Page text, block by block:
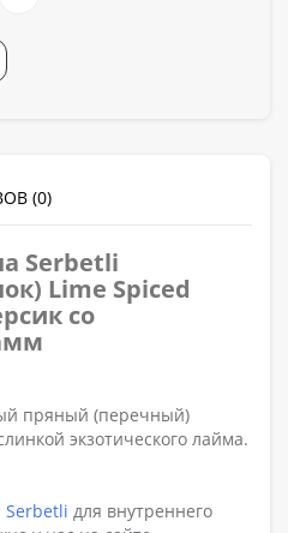
(0)
Serbetli
Lime Spiced
со
пряный (перечный)
экзотического лайма.
Serbetli для внутреннего